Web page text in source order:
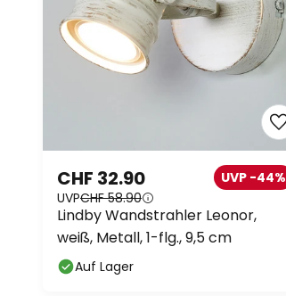
CHF 32.90
UVPCHF 58.90
UVP -44%
Lindby Wandstrahler Leonor,
weiß, Metall, 1-flg., 9,5 cm
Auf Lager